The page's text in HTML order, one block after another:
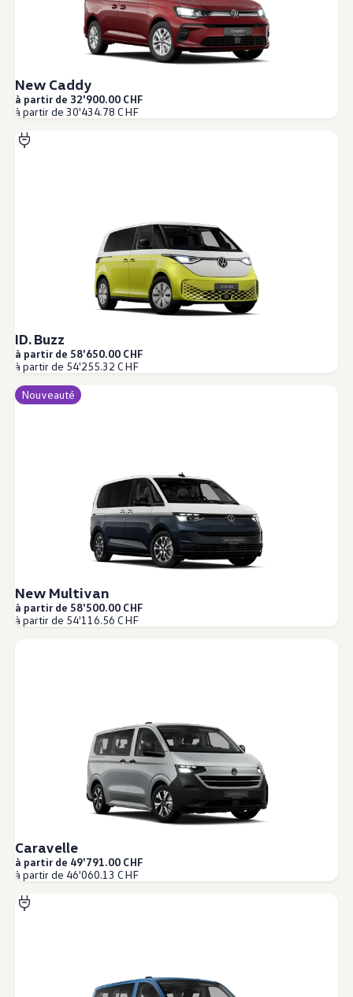
Technologie
Service
Services et accessoires
Actions service
Service et réparation
Offres Accessoires
Pièces d’origine Volkswagen
Informations utiles
Voyants de contrôle rouges
Rappel de sécurité airbag
Services numériques et applications
myVolkswagen
VW Connect
Connect Pro Gestion de flotte
Manuel digital
Application California
Mise à jour du système de navigation
Tutoriels vidéo automobiles
Arrêt du réseau téléphonie mobile 2G/3G
Marque et expérience
Notre marque
Van Journal
Newsroom
Postes vacants
L’univers California
Magazine et guide California
Guide d’achat
Itinéraires et voyages
La collection California
California App
New Caddy
à partir de 32'900.00 CHF
à partir de 30'434.78 CHF
ID. Buzz
à partir de 58'650.00 CHF
à partir de 54'255.32 CHF
Nouveauté
New Multivan
à partir de 58'500.00 CHF
à partir de 54'116.56 CHF
Caravelle
à partir de 49'791.00 CHF
à partir de 46'060.13 CHF